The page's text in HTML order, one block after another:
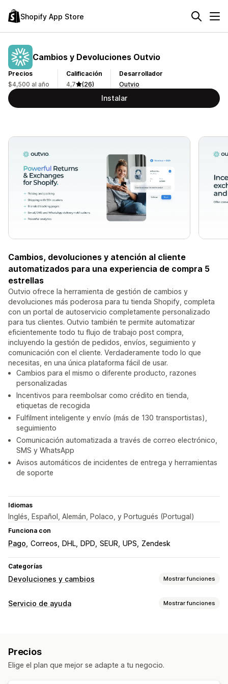
Shopify App Store
Cambios y Devoluciones Outvio
Precios
$4,500 al año
Calificación
4,7
(26)
Desarrollador
Outvio
Instalar
Cambios, devoluciones y atención al cliente
automatizados para una experiencia de compra 5
estrellas
Outvio ofrece la herramienta de gestión de cambios y
devoluciones más poderosa para tu tienda Shopify, completa
con un portal de autoservicio completamente personalizado
para tus clientes. Outvio también te permite automatizar
eficientemente todo tu flujo de trabajo post compra,
incluyendo la gestión de pedidos, envíos, seguimiento y
comunicación con el cliente. Verdaderamente todo lo que
necesitas, en una única plataforma fácil de usar.
Cambios para el mismo o diferente producto, razones
personalizadas
Incentivos para reembolsar como crédito en tienda,
etiquetas de recogida
Fulfilment inteligente y envío (más de 130 transportistas),
seguimiento
Comunicación automatizada a través de correo electrónico,
SMS y WhatsApp
Avisos automáticos de incidentes de entrega y herramientas
de soporte
Idiomas
Inglés, Español, Alemán, Polaco, y Portugués (Portugal)
Funciona con
Pago Correos DHL DPD SEUR UPS Zendesk
Categorías
Devoluciones y cambios Mostrar funciones
Opciones de devolución
Devoluciones de regalos
Servicio de ayuda Mostrar funciones
Redes sociales
Formulario de contacto Preguntas frecuentes
Precios
Elige el plan que mejor se adapte a tu negocio.